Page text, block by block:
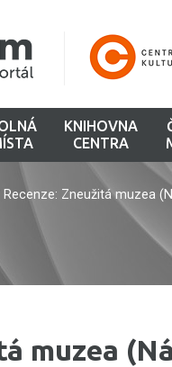
KNIHOVNA
CENTRA
Recenze: Zneužitá muzea
muzea